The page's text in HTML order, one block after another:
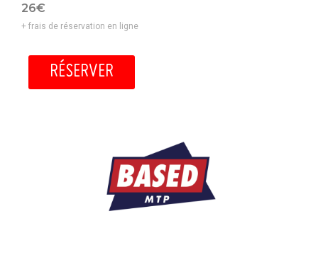
26€
+ frais de réservation en ligne
RÉSERVER